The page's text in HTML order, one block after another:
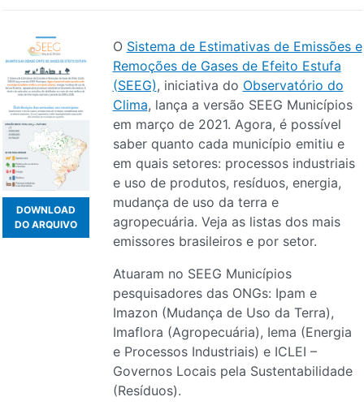
DOWNLOAD
DO ARQUIVO
O Sistema de Estimativas de Emissões e
Remoções de Gases de Efeito Estufa
(SEEG), iniciativa do Observatório do
Clima, lança a versão SEEG Municípios
em março de 2021. Agora, é possível
saber quanto cada município emitiu e
em quais setores: processos industriais
e uso de produtos, resíduos, energia,
mudança de uso da terra e
agropecuária. Veja as listas dos mais
emissores brasileiros e por setor.
Atuaram no SEEG Municípios
pesquisadores das ONGs: Ipam e
Imazon (Mudança de Uso da Terra),
Imaflora (Agropecuária), Iema (Energia
e Processos Industriais) e ICLEI –
Governos Locais pela Sustentabilidade
(Resíduos).